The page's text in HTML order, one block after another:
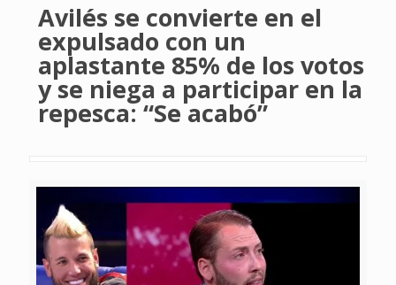
Avilés se convierte en el
expulsado con un
aplastante 85% de los votos
y se niega a participar en la
repesca: “Se acabó”